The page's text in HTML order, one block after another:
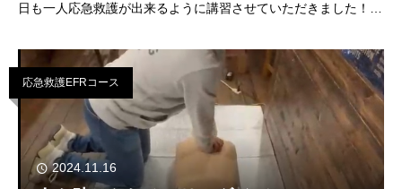
日も一人応急救護が出来るように講習させていただきました！ど
ていただ
応急救護EFRコース
2024.11.16